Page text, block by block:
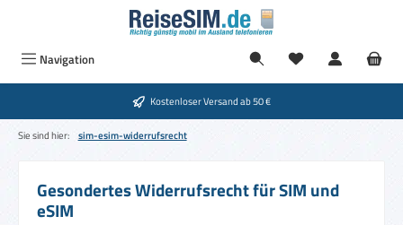
Zum Hauptinhalt springen
Navigation
Kostenloser Versand ab 50 €
Sie sind hier: sim-esim-widerrufsrecht
Gesondertes Widerrufsrecht für SIM und
eSIM